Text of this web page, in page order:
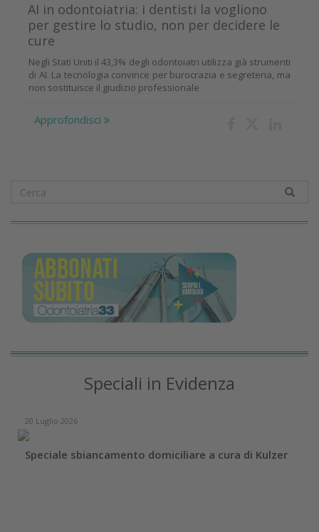
AI in odontoiatria: i dentisti la vogliono
per gestire lo studio, non per decidere le
cure
Negli Stati Uniti il 43,3% degli odontoiatri utilizza già strumenti
di AI. La tecnologia convince per burocrazia e segreteria, ma
non sostituisce il giudizio professionale
Approfondisci
Speciali in Evidenza
20 Luglio 2026
Speciale sbiancamento domiciliare a cura di Kulzer